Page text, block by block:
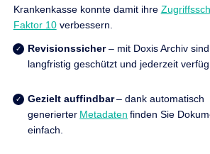
Krankenkasse konnte damit ihre
Faktor 10verbessern.
Revisionssicher– mit Doxis Archiv
langfristig geschützt und jederzeit
Gezielt auffindbar– dank automatisch
generierter Metadaten finden Sie
einfach.